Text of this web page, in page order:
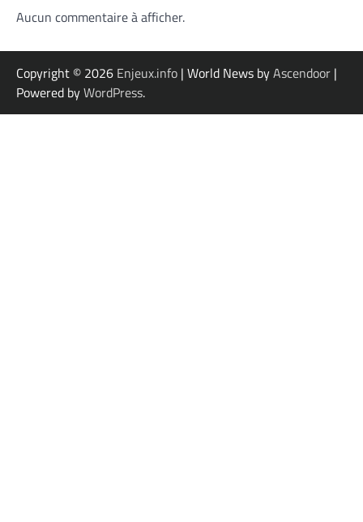
Aucun commentaire à afficher.
Copyright © 2026 Enjeux.info | World News byAscendoor |
Powered byWordPress.